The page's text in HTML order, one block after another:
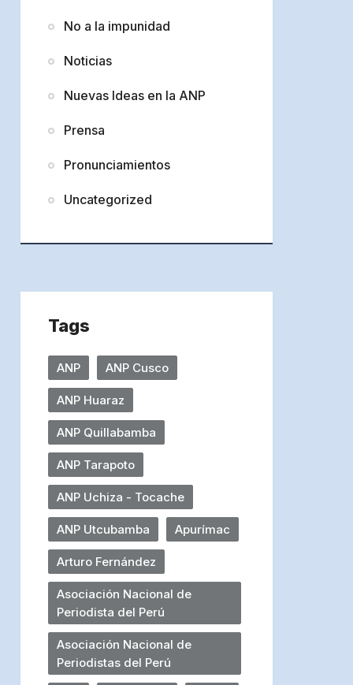
No a la impunidad
Noticias
Nuevas Ideas en la ANP
Prensa
Pronunciamientos
Uncategorized
Tags
ANP ANP Cusco
ANP Huaraz
ANP Quillabamba
ANP Tarapoto
ANP Uchiza - Tocache
ANP Utcubamba Apurímac
Arturo Fernández
Asociación Nacional de
Periodista del Perú
Asociación Nacional de
Periodistas del Perú